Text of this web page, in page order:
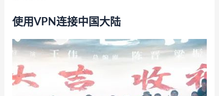
使用VPN连接中国大陆